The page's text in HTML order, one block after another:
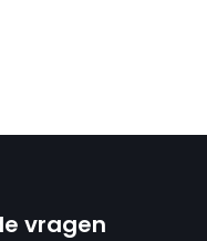
vragen